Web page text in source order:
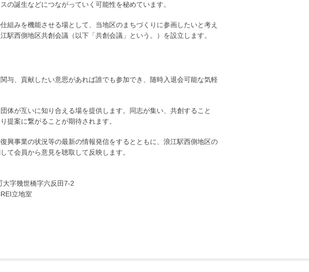
の誕生などにつながっていく可能性を秘めています。
組みを機能させる場として、当地区のまちづくりに参画したいと考え
駅西側地区共創会議（以下「共創会議」という。）を設立します。
与、貢献したい意思があれば誰でも参加でき、随時入退会可能な気軽
体が互いに知り合える場を提供します。同志が集い、共創すること
提案に繋がることが期待されます。
興事業の状況等の最新の情報発信をするとともに、浪江駅西側地区の
て会員から意見を聴取して反映します。
大字幾世橋字六反田7-2
立地室